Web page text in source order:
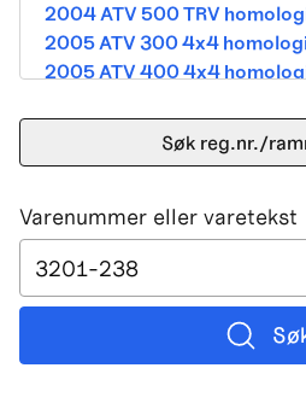
2004 ATV 500 TRV
2005 ATV 300 4x4
2005 ATV 400 4x4
2005 ATV 500 TRV
2005 ATV 500i 4x4A
2005 DVX 400 street
2006 250 Utility Street Legal
2006 400 Street Legal
2006 400 3in1 Street Legal
2006 400 dvx street-2x4
2006 500 4x4A Street Legal
Søk reg.nr./
Varenummer eller varetekst